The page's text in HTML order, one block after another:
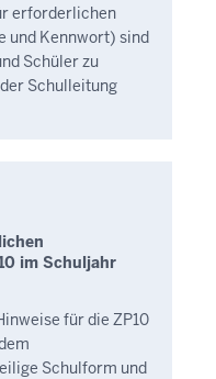
erforderlichen
und Kennwort) sind
Schüler zu
Schulleitung
im Schuljahr
für die ZP10
Schulform und